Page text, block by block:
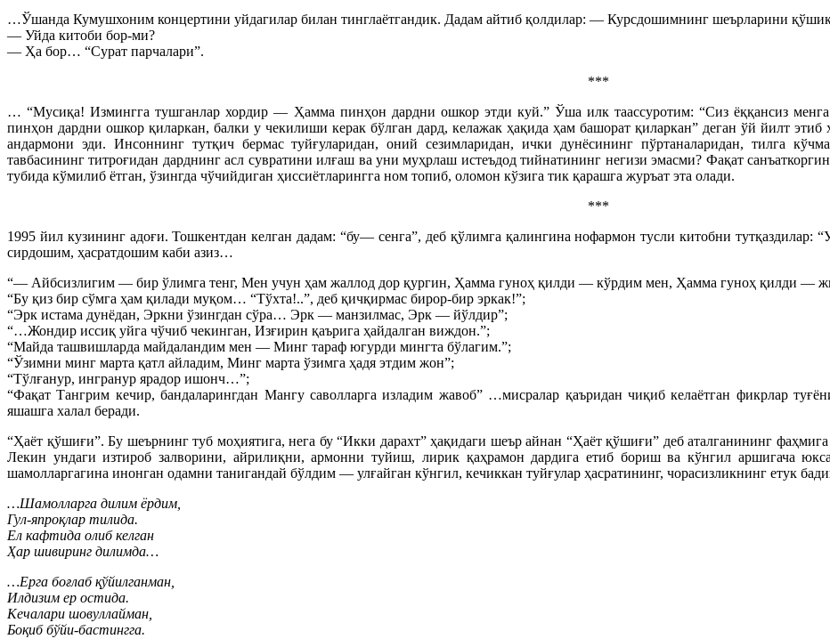
…Ўшанда Кумушхоним концертини уйдагилар билан тинглаётгандик. Дадам айтиб қолдилар: — Курсдошимнинг шеърларини
— Уйда китоби бор-ми?
— Ҳа бор… “Сурат парчалари”.
***
… “Мусиқа! Измингга тушганлар хордир — Ҳамма пинҳон дардни ошкор этди куй.” Ўша илк таассуротим: “Сиз ёққансиз
пинҳон дардни ошкор қиларкан, балки у чекилиши керак бўлган дард, келажак ҳақида ҳам башорат қиларкан” деган ўй йилт
андармони эди. Инсоннинг тутқич бермас туйғуларидан, оний сезимларидан, ички дунёсининг пўртаналаридан, тилга
тавбасининг титроғидан дарднинг асл сувратини илғаш ва уни муҳрлаш истеъдод тийнатининг негизи эмасми? Фақат
тубида кўмилиб ётган, ўзингда чўчийдиган ҳиссиётларингга ном топиб, оломон кўзига тик қарашга журъат эта олади.
***
1995 йил кузининг адоғи. Тошкентдан келган дадам: “бу— сенга”, деб қўлимга қалингина нофармон тусли китобни
сирдошим, ҳасратдошим каби азиз…
“— Айбсизлигим — бир ўлимга тенг, Мен учун ҳам жаллод дор қургин, Ҳамма гуноҳ қилди — кўрдим мен, Ҳамма гуноҳ қилди —
“Бу қиз бир сўмга ҳам қилади муқом… “Тўхта!..”, деб қичқирмас бирор-бир эркак!”;
“Эрк истама дунёдан, Эркни ўзингдан сўра… Эрк — манзилмас, Эрк — йўлдир”;
“…Жондир иссиқ уйга чўчиб чекинган, Изғирин қаърига ҳайдалган виждон.”;
“Майда ташвишларда майдаландим мен — Минг тараф югурди мингта бўлагим.”;
“Ўзимни минг марта қатл айладим, Минг марта ўзимга ҳадя этдим жон”;
“Тўлғанур, ингранур ярадор ишонч…”;
“Фақат Тангрим кечир, бандаларингдан Мангу саволларга изладим жавоб” …мисралар қаъридан чиқиб келаётган фикрлар
яшашга халал беради.
“Ҳаёт қўшиғи”. Бу шеърнинг туб моҳиятига, нега бу “Икки дарахт” ҳақидаги шеър айнан “Ҳаёт қўшиғи” деб аталганининг
Лекин ундаги изтироб залворини, айрилиқни, армонни туйиш, лирик қаҳрамон дардига етиб бориш ва кўнгил аршигача
шамолларгагина инонган одамни танигандай бўлдим — улғайган кўнгил, кечиккан туйғулар ҳасратининг, чорасизликнинг етук
…Шамолларга дилим ёрдим,
Гул-япроқлар тилида.
Ел кафтида олиб келган
Ҳар шивиринг дилимда…
…Ерга боғлаб қўйилганман,
Илдизим ер остида.
Кечалари шовуллайман,
Боқиб бўйи-бастингга.